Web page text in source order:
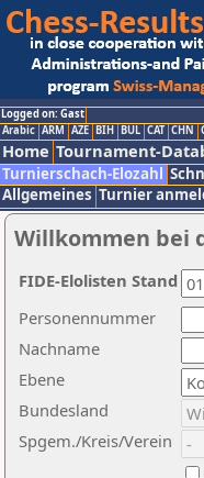
Logged on: Gast
Arabic ARM AZE BIH BUL CAT CHN
Home Tournament-
Turnierschach-Elozahl
Allgemeines Turnier
Willkommen bei
Nachname
Ebene
Personennummer
Bundesland
Spgem./Kreis/Verein
FIDE-Elolisten Stand